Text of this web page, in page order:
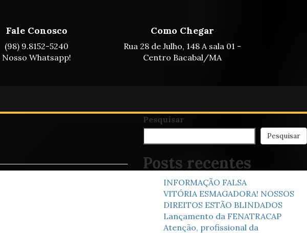
Fale Conosco
(98) 9.8152-5240
Nosso Whatsapp!
Como Chegar
Rua 28 de Julho, 148 A sala 01 -
Centro Bacabal/MA
Pesquisar
Pesquisar
Posts recentes
INFORMAÇÃO FALSA
VITÓRIA ESMAGADORA! NOSSOS
DIREITOS ESTÃO BLINDADOS
Lançamento da FENATRACAP
Atenção, profissional da